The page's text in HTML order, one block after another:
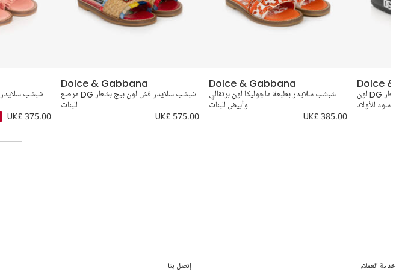
UK£ 375.00
Dolce & Gabbana
شبشب سلايدر قش لون بيج بشعار DG مرصع
للبنات
UK£ 575.00
Dolce & Gabbana
شبشب سلايدر بطبعة ماجوليكا لون برتقالي
وأبيض للبنات
UK£ 385.00
Dolce &
صندل مفتوح بحزام مزدوج وشعار DG لون
أسود للأولاد
خدمة العملاء إتصل بنا